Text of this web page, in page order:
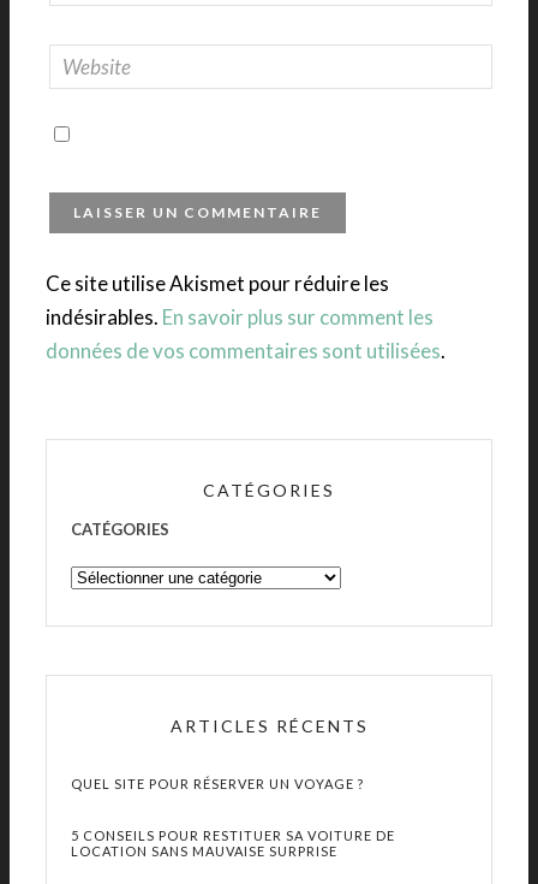
Ce site utilise Akismet pour réduire les
indésirables. En savoir plus sur comment les
données de vos commentaires sont utilisées.
CATÉGORIES
CATÉGORIES
ARTICLES RÉCENTS
QUEL SITE POUR RÉSERVER UN VOYAGE ?
5 CONSEILS POUR RESTITUER SA VOITURE DE
LOCATION SANS MAUVAISE SURPRISE